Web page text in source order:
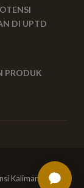
DI UPTD
PRODUK
Kalimantan